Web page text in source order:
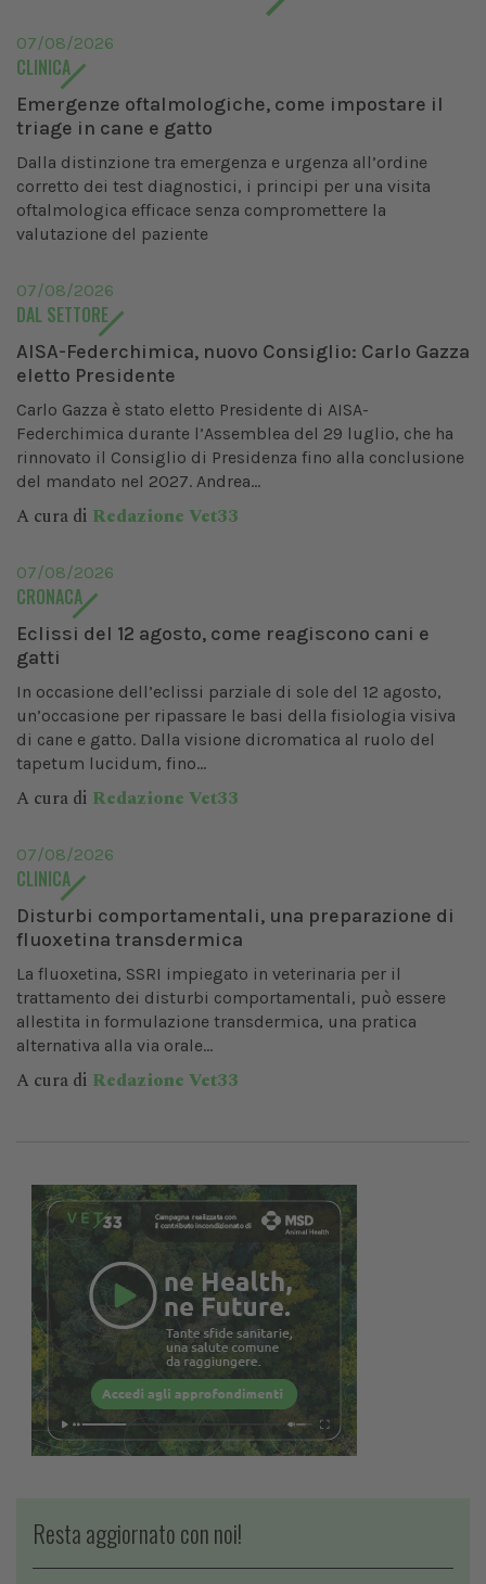
07/08/2026
CLINICA
Emergenze oftalmologiche, come impostare il
triage in cane e gatto
Dalla distinzione tra emergenza e urgenza all’ordine
corretto dei test diagnostici, i principi per una visita
oftalmologica efficace senza compromettere la
valutazione del paziente
07/08/2026
DAL SETTORE
AISA-Federchimica, nuovo Consiglio: Carlo Gazza
eletto Presidente
Carlo Gazza è stato eletto Presidente di AISA-
Federchimica durante l’Assemblea del 29 luglio, che ha
rinnovato il Consiglio di Presidenza fino alla conclusione
del mandato nel 2027. Andrea...
A cura di Redazione Vet33
07/08/2026
CRONACA
Eclissi del 12 agosto, come reagiscono cani e
gatti
In occasione dell’eclissi parziale di sole del 12 agosto,
un’occasione per ripassare le basi della fisiologia visiva
di cane e gatto. Dalla visione dicromatica al ruolo del
tapetum lucidum, fino...
A cura di Redazione Vet33
07/08/2026
CLINICA
Disturbi comportamentali, una preparazione di
fluoxetina transdermica
La fluoxetina, SSRI impiegato in veterinaria per il
trattamento dei disturbi comportamentali, può essere
allestita in formulazione transdermica, una pratica
alternativa alla via orale...
A cura di Redazione Vet33
Resta aggiornato con noi!